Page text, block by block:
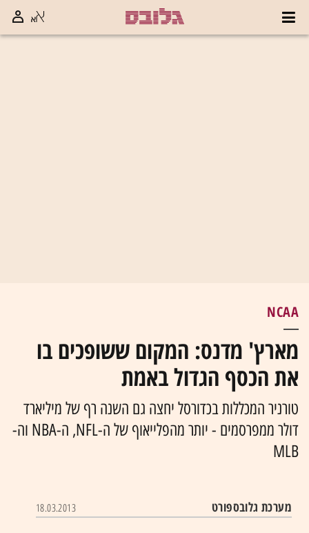
NCAA
מארץ' מדנס: המקום ששופכים בו
את הכסף הגדול באמת
טורניר המכללות בכדורסל יחצה גם השנה רף של מיליארד
דולר ממפרסמים - יותר מהפלייאוף של ה-NFL, ה-NBA וה-
MLB
מערכת גלובספורט 18.03.2013